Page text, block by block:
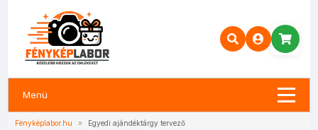
Menü
Fényképlabor.hu » Egyedi ajándéktárgy tervező